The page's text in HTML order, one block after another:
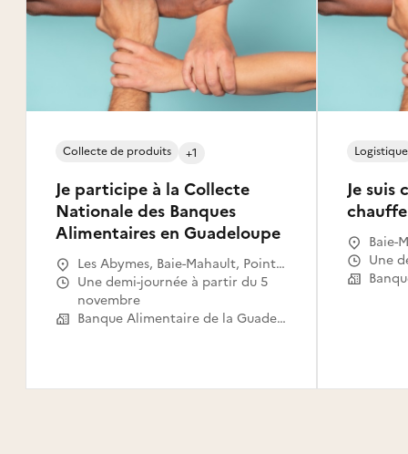
Je participe à la Collecte
Nationale des Banques
Alimentaires en Guadeloupe
Collecte de produits +1
Les Abymes, Baie-Mahault, Pointe-
à-Pitre, Saint-François, Le Moule,
Petit-Bourg, Sainte-Rose, Goyave,
Baillif, Le Gosier, Sainte-Anne,
Une demi-journée à partir du 5
novembre
Banque Alimentaire de la Guadeloupe
Je suis
Logistique
Baie-
Une